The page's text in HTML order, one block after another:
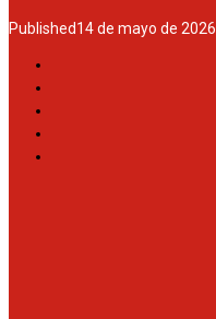
Published14 de mayo de 2026